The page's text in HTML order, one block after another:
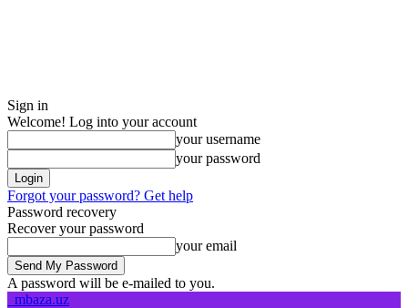
Sign in
Welcome! Log into your account
your username
your password
Forgot your password? Get help
Password recovery
Recover your password
your email
A password will be e-mailed to you.
mbaza.uz